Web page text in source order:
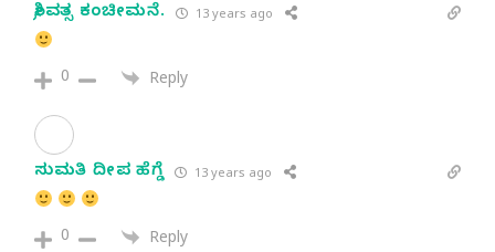
ಶ್ರೀವತ್ಸ ಕಂಚೀಮನೆ. 13 years ago
0 Reply
ಸುಮತಿ ದೀಪ ಹೆಗ್ಡೆ 13 years ago
0 Reply